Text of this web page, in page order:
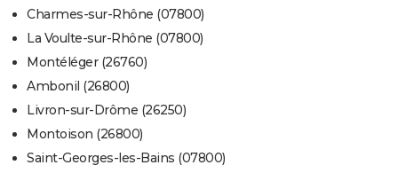
Charmes-sur-Rhône (07800)
La Voulte-sur-Rhône (07800)
Montéléger (26760)
Ambonil (26800)
Livron-sur-Drôme (26250)
Montoison (26800)
Saint-Georges-les-Bains (07800)